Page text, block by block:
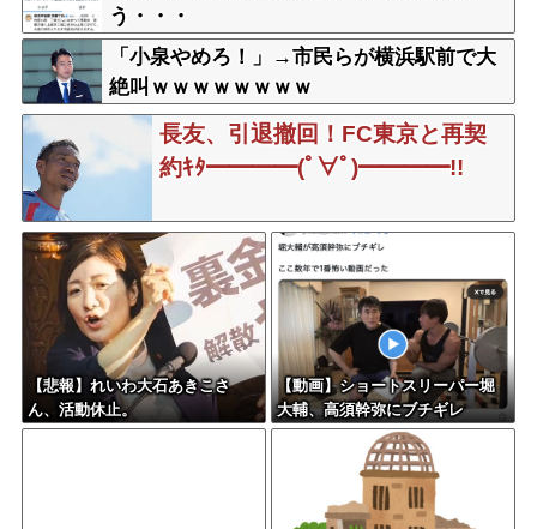
う・・・
「小泉やめろ！」→市民らが横浜駅前で大
絶叫ｗｗｗｗｗｗｗｗ
長友、引退撤回！FC東京と再契
約ｷﾀ━━━━(ﾟ∀ﾟ)━━━━!!
【悲報】れいわ大石あきこさ
ん、活動休止。
【動画】ショートスリーパー堀
大輔、高須幹弥にブチギレ